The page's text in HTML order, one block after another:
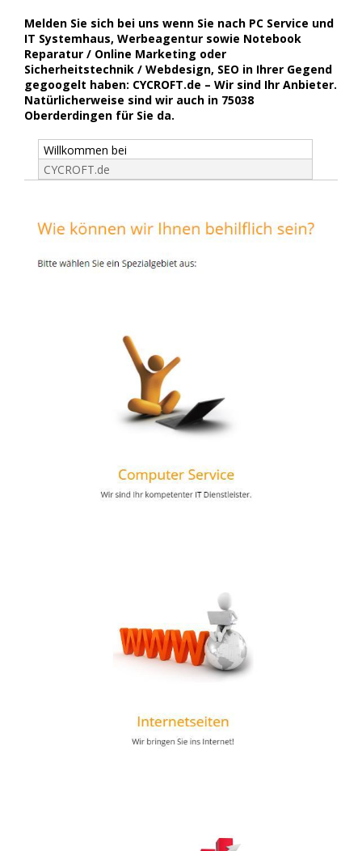
Melden Sie sich bei uns wenn Sie nach PC Service und
IT Systemhaus, Werbeagentur sowie Notebook
Reparatur / Online Marketing oder
Sicherheitstechnik / Webdesign, SEO in Ihrer Gegend
gegoogelt haben: CYCROFT.de – Wir sind Ihr Anbieter.
Natürlicherweise sind wir auch in 75038
Oberderdingen für Sie da.
Willkommen bei
CYCROFT.de